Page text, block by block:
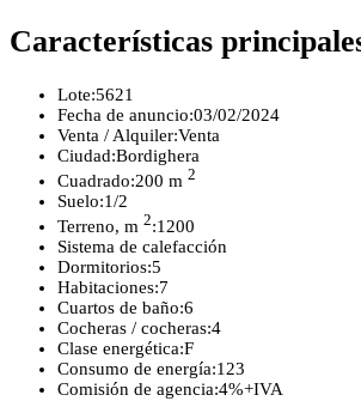
Características
Lote:5621
Fecha de anuncio:03/02/2024
Venta / Alquiler:Venta
Ciudad:Bordighera
Cuadrado:200 m 2
Suelo:1/2
Terreno, m 2:1200
Sistema de calefacción
Dormitorios:5
Habitaciones:7
Cuartos de baño:6
Cocheras / cocheras:4
Clase energética:F
Consumo de energía:123
Comisión de agencia:4%+IVA